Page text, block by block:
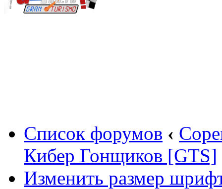
Список форумов ‹
Кибер Гонщиков [GTS]
Изменить размер